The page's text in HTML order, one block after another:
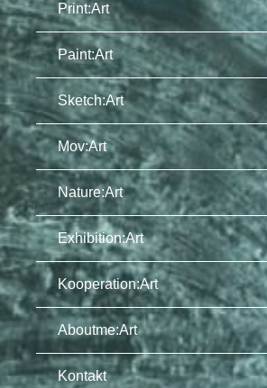
Print:Art
Paint:Art
Sketch:Art
Mov:Art
Nature:Art
Exhibition:Art
Kooperation:Art
Aboutme:Art
Kontakt